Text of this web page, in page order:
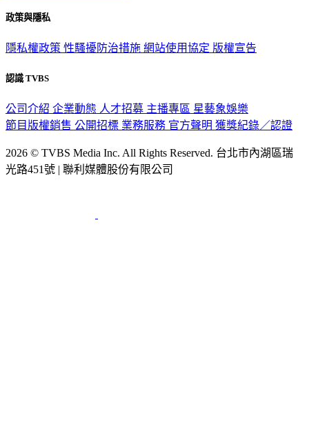
政策與隱私
隱私權政策 性騷擾防治措施 網站使用協定 版權宣告
認識 TVBS
公司介紹 企業動態 人才招募 主播專區 星藝象娛樂
節目版權銷售 公開招標 業務服務 官方聲明 獲獎紀錄／認證
2026 © TVBS Media Inc. All Rights Reserved. 台北市內湖區瑞
光路451號 | 聯利媒體股份有限公司